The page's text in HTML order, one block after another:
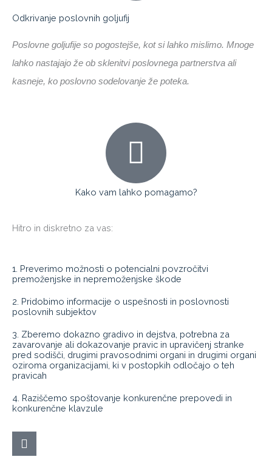
Odkrivanje poslovnih goljufij
Poslovne goljufije so pogostejše, kot si lahko mislimo. Mnoge
lahko nastajajo že ob sklenitvi poslovnega partnerstva ali
kasneje, ko poslovno sodelovanje že poteka.
Kako vam lahko pomagamo?
Hitro in diskretno za vas:
1. Preverimo možnosti o potencialni povzročitvi
premoženjske in nepremoženjske škode
2. Pridobimo informacije o uspešnosti in poslovnosti
poslovnih subjektov
3. Zberemo dokazno gradivo in dejstva, potrebna za
zavarovanje ali dokazovanje pravic in upravičenj stranke
pred sodišči, drugimi pravosodnimi organi in drugimi organi
oziroma organizacijami, ki v postopkih odločajo o teh
pravicah
4. Raziščemo spoštovanje konkurenčne prepovedi in
konkurenčne klavzule